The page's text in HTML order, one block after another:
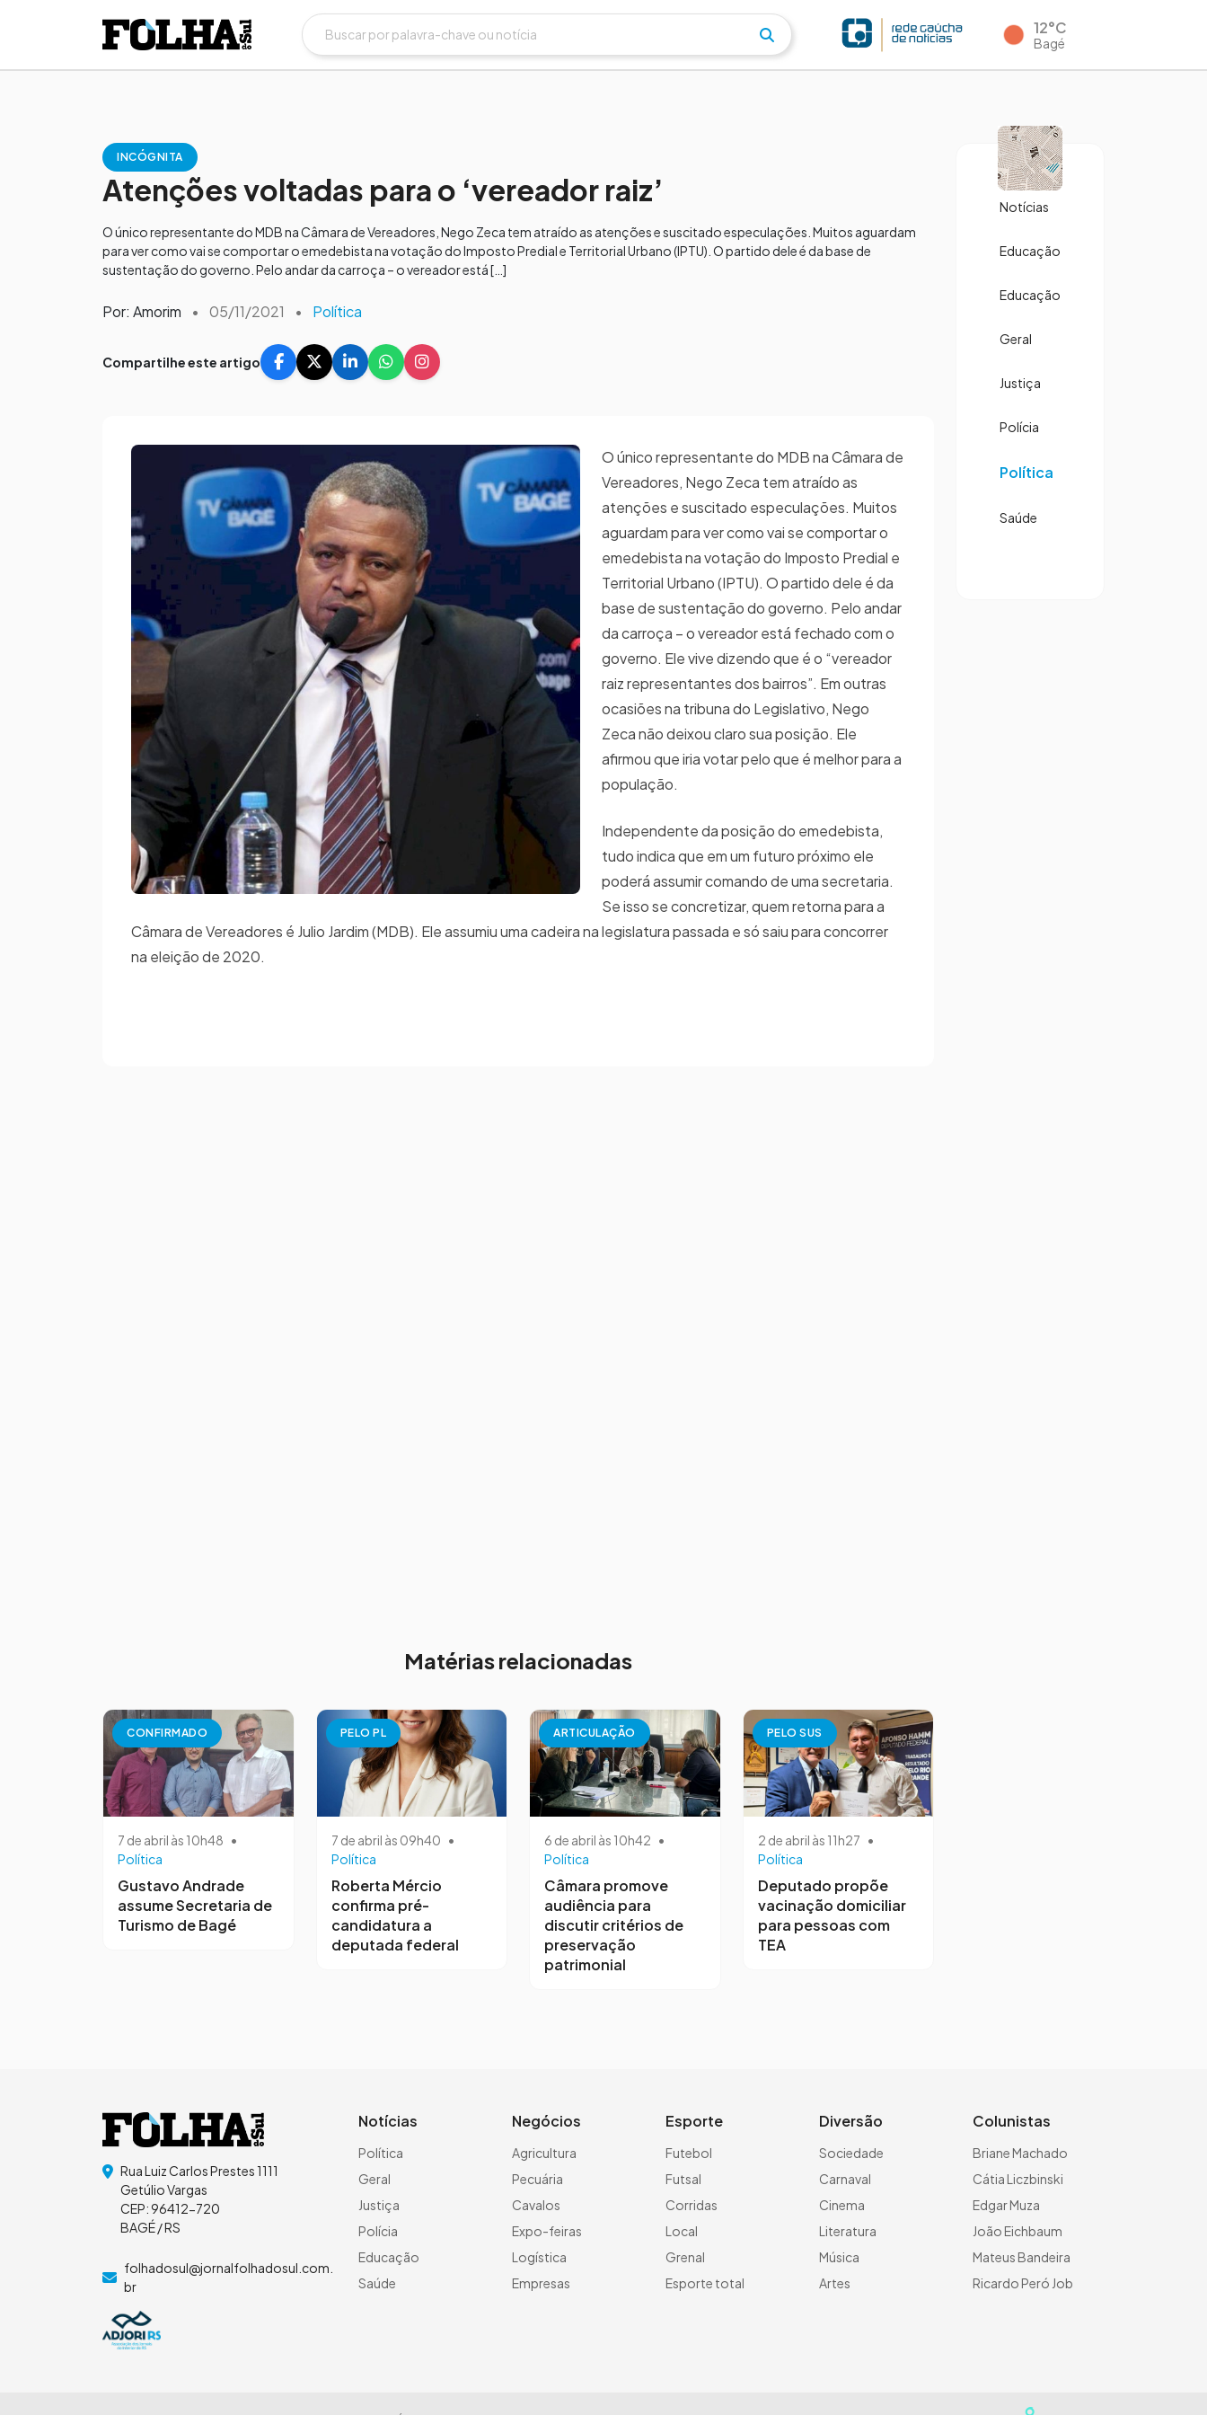
12°C
Bagé
INCÓGNITA
Atenções voltadas para o ‘vereador raiz’
O único representante do MDB na Câmara de Vereadores, Nego Zeca tem atraído as atenções e suscitado especulações. Muitos aguardam
para ver como vai se comportar o emedebista na votação do Imposto Predial e Territorial Urbano (IPTU). O partido dele é da base de
sustentação do governo. Pelo andar da carroça – o vereador está […]
Por: Amorim • 05/11/2021 • Política
Compartilhe este artigo
O único representante do MDB na Câmara de
Vereadores, Nego Zeca tem atraído as
atenções e suscitado especulações. Muitos
aguardam para ver como vai se comportar o
emedebista na votação do Imposto Predial e
Territorial Urbano (IPTU). O partido dele é da
base de sustentação do governo. Pelo andar
da carroça – o vereador está fechado com o
governo. Ele vive dizendo que é o “vereador
raiz representantes dos bairros”. Em outras
ocasiões na tribuna do Legislativo, Nego
Zeca não deixou claro sua posição. Ele
afirmou que iria votar pelo que é melhor para a
população.
Independente da posição do emedebista,
tudo indica que em um futuro próximo ele
poderá assumir comando de uma secretaria.
Se isso se concretizar, quem retorna para a
Câmara de Vereadores é Julio Jardim (MDB). Ele assumiu uma cadeira na legislatura passada e só saiu para concorrer
na eleição de 2020.
Matérias relacionadas
CONFIRMADO
7 de abril às 10h48 •
Política
Gustavo Andrade
assume Secretaria de
Turismo de Bagé
PELO PL
7 de abril às 09h40 •
Política
Roberta Mércio
confirma pré-
candidatura a
deputada federal
ARTICULAÇÃO
6 de abril às 10h42 •
Política
Câmara promove
audiência para
discutir critérios de
preservação
patrimonial
PELO SUS
2 de abril às 11h27 •
Política
Deputado propõe
vacinação domiciliar
para pessoas com
TEA
Notícias
Educação
Educação
Geral
Justiça
Polícia
Política
Saúde
Rua Luiz Carlos Prestes 1111
Getúlio Vargas
CEP: 96412-720
BAGÉ / RS
folhadosul@jornalfolhadosul.com.
br
Notícias
Política
Geral
Justiça
Polícia
Educação
Saúde
Negócios
Agricultura
Pecuária
Cavalos
Expo-feiras
Logística
Empresas
Esporte
Futebol
Futsal
Corridas
Local
Grenal
Esporte total
Diversão
Sociedade
Carnaval
Cinema
Literatura
Música
Artes
Colunistas
Briane Machado
Cátia Liczbinski
Edgar Muza
João Eichbaum
Mateus Bandeira
Ricardo Peró Job